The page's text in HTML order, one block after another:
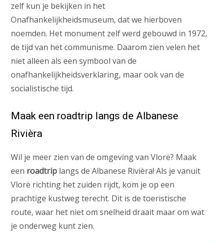
zelf kun je bekijken in het
Onafhankelijkheidsmuseum, dat we hierboven
noemden. Het monument zelf werd gebouwd in 1972,
de tijd van het communisme. Daarom zien velen het
niet alleen als een symbool van de
onafhankelijkheidsverklaring, maar ook van de
socialistische tijd.
Maak een roadtrip langs de Albanese
Rivièra
Wil je meer zien van de omgeving van Vlorë? Maak
een roadtrip langs de Albanese Rivièra! Als je vanuit
Vlorë richting het zuiden rijdt, kom je op een
prachtige kustweg terecht. Dit is de toeristische
route, waar het niet om snelheid draait maar om wat
je onderweg kunt zien.